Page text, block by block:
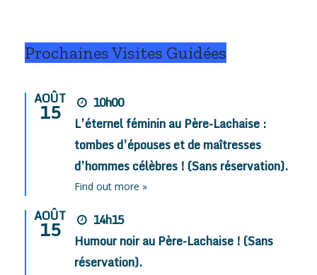
Prochaines Visites Guidées
AOÛT
15
10h00
L’éternel féminin au Père-Lachaise :
tombes d’épouses et de maîtresses
d’hommes célèbres ! (Sans réservation).
Find out more »
AOÛT
15
14h15
Humour noir au Père-Lachaise ! (Sans
réservation).